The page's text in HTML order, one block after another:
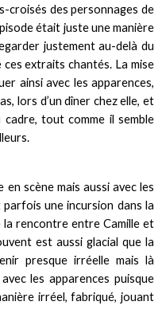
croisés des personnages de
était juste une manière
justement au-delà du
extraits chantés. La mise
ainsi avec les apparences,
lors d’un dîner chez elle, et
tout comme il semble
en scène mais aussi avec les
une incursion dans la
la rencontre entre Camille et
est aussi glacial que la
presque irréelle mais là
les apparences puisque
irréel, fabriqué, jouant